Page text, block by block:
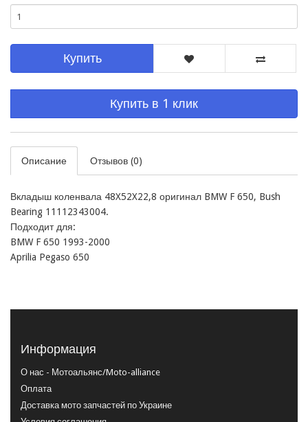
Купить
Купить в 1 клик
Описание Отзывов (0)
Вкладыш коленвала 48X52X22,8 оригинал BMW F 650, Bush
Bearing 11112343004.
Подходит для:
BMW F 650 1993-2000
Aprilia Pegaso 650
Информация
О нас - Мотоальянс/Moto-alliance
Оплата
Доставка мото запчастей по Украине